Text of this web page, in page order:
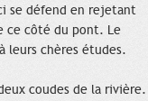
se défend en rejetant
ce côté du pont. Le
leurs chères études.
coudes de la rivière.